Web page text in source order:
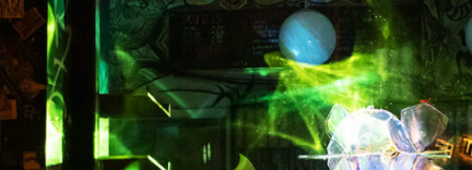
22.08.2026
TERMINE 2026
2026